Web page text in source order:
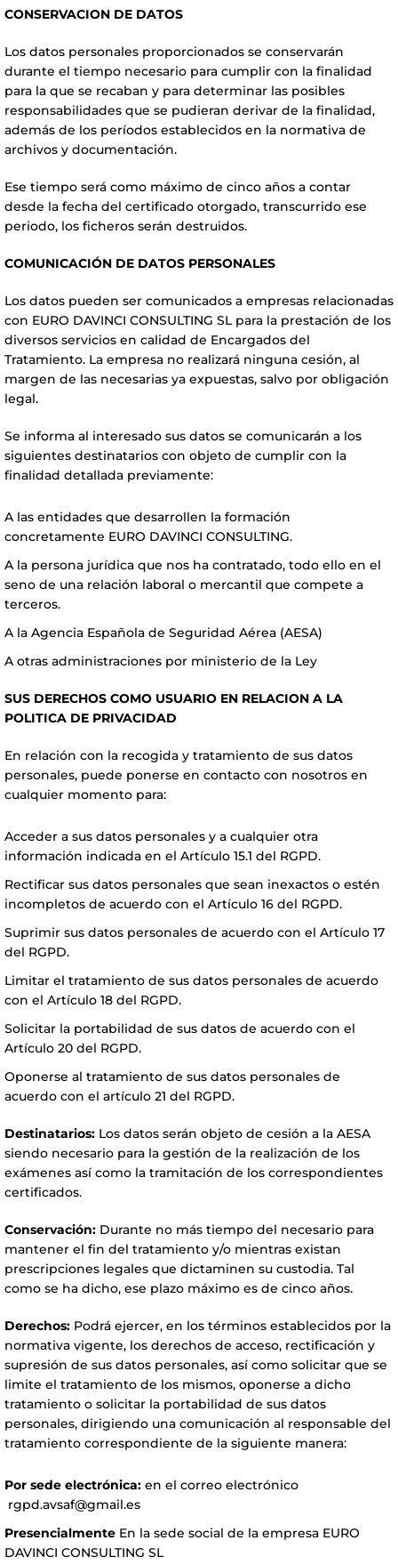
CONSERVACION DE DATOS
Los datos personales proporcionados se conservarán
durante el tiempo necesario para cumplir con la finalidad
para la que se recaban y para determinar las posibles
responsabilidades que se pudieran derivar de la finalidad,
además de los períodos establecidos en la normativa de
archivos y documentación.
Ese tiempo será como máximo de cinco años a contar
desde la fecha del certificado otorgado, transcurrido ese
periodo, los ficheros serán destruidos.
COMUNICACIÓN DE DATOS PERSONALES
Los datos pueden ser comunicados a empresas relacionadas
con EURO DAVINCI CONSULTING SL para la prestación de los
diversos servicios en calidad de Encargados del
Tratamiento. La empresa no realizará ninguna cesión, al
margen de las necesarias ya expuestas, salvo por obligación
legal.
Se informa al interesado sus datos se comunicarán a los
siguientes destinatarios con objeto de cumplir con la
finalidad detallada previamente:
A las entidades que desarrollen la formación
concretamente EURO DAVINCI CONSULTING.
A la persona jurídica que nos ha contratado, todo ello en el
seno de una relación laboral o mercantil que compete a
terceros.
A la Agencia Española de Seguridad Aérea (AESA)
A otras administraciones por ministerio de la Ley
SUS DERECHOS COMO USUARIO EN RELACION A LA
POLITICA DE PRIVACIDAD
En relación con la recogida y tratamiento de sus datos
personales, puede ponerse en contacto con nosotros en
cualquier momento para:
Acceder a sus datos personales y a cualquier otra
información indicada en el Artículo 15.1 del RGPD.
Rectificar sus datos personales que sean inexactos o estén
incompletos de acuerdo con el Artículo 16 del RGPD.
Suprimir sus datos personales de acuerdo con el Artículo 17
del RGPD.
Limitar el tratamiento de sus datos personales de acuerdo
con el Artículo 18 del RGPD.
Solicitar la portabilidad de sus datos de acuerdo con el
Artículo 20 del RGPD.
Oponerse al tratamiento de sus datos personales de
acuerdo con el artículo 21 del RGPD.
Destinatarios: Los datos serán objeto de cesión a la AESA
siendo necesario para la gestión de la realización de los
exámenes así como la tramitación de los correspondientes
certificados.
Conservación: Durante no más tiempo del necesario para
mantener el fin del tratamiento y/o mientras existan
prescripciones legales que dictaminen su custodia. Tal
como se ha dicho, ese plazo máximo es de cinco años.
Derechos: Podrá ejercer, en los términos establecidos por la
normativa vigente, los derechos de acceso, rectificación y
supresión de sus datos personales, así como solicitar que se
limite el tratamiento de los mismos, oponerse a dicho
tratamiento o solicitar la portabilidad de sus datos
personales, dirigiendo una comunicación al responsable del
tratamiento correspondiente de la siguiente manera:
Por sede electrónica: en el correo electrónico
rgpd.avsaf@gmail.es
Presencialmente En la sede social de la empresa EURO
DAVINCI CONSULTING SL